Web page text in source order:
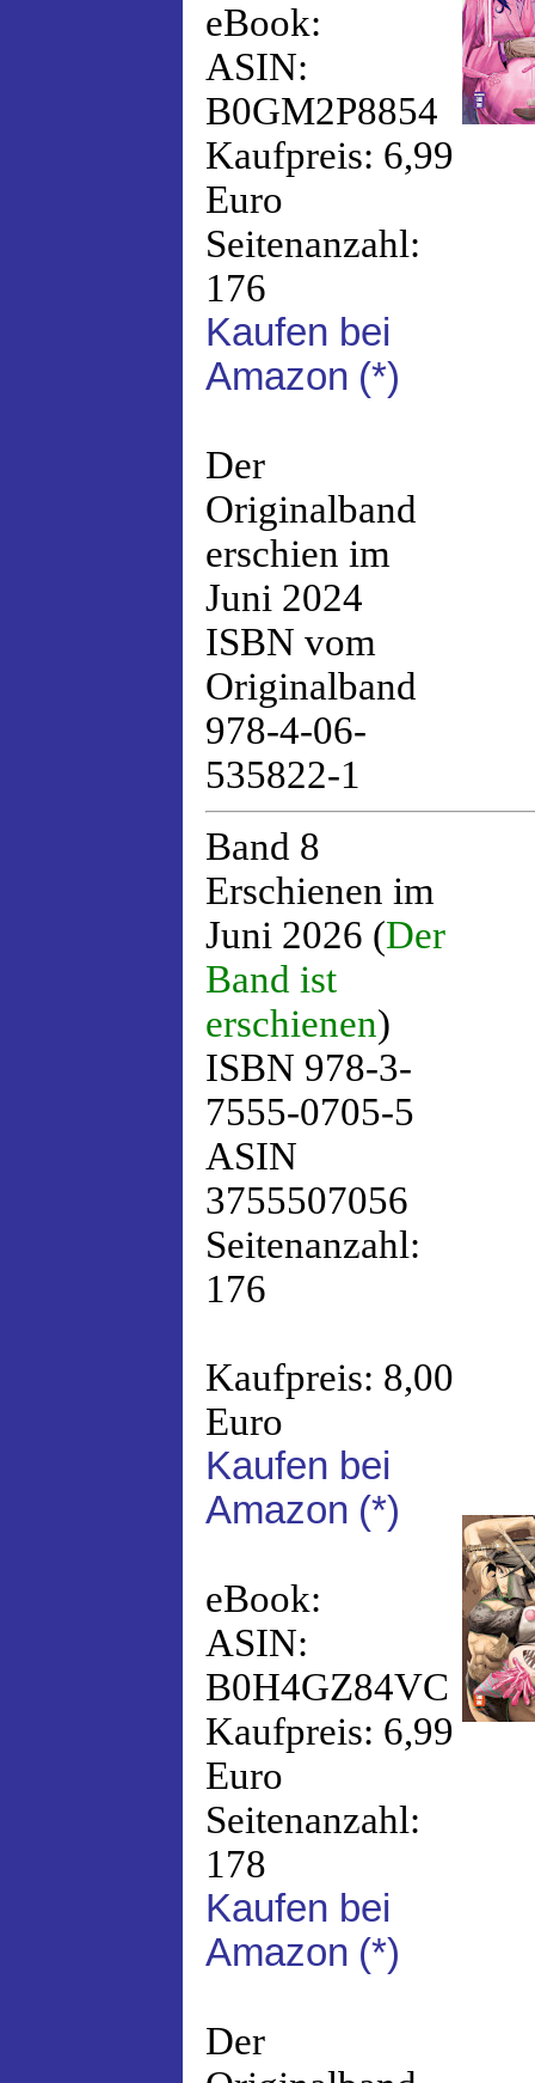
eBook:
ASIN:
B0GM2P8854
Kaufpreis: 6,99
Euro
Seitenanzahl:
176
Kaufen bei
Amazon (*)
Der
Originalband
erschien im
Juni 2024
ISBN vom
Originalband
978-4-06-
535822-1
Band 8
Erschienen im
Juni 2026 (Der
Band ist
erschienen)
ISBN 978-3-
7555-0705-5
ASIN
3755507056
Seitenanzahl:
176
Kaufpreis: 8,00
Euro
Kaufen bei
Amazon (*)
eBook:
ASIN:
B0H4GZ84VC
Kaufpreis: 6,99
Euro
Seitenanzahl:
178
Kaufen bei
Amazon (*)
Der